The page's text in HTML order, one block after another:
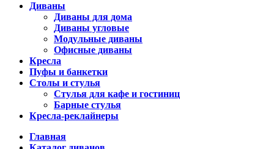
Диваны
Диваны для дома
Диваны угловые
Модульные диваны
Офисные диваны
Кресла
Пуфы и банкетки
Столы и стулья
Стулья для кафе и гостиниц
Барные стулья
Кресла-реклайнеры
Главная